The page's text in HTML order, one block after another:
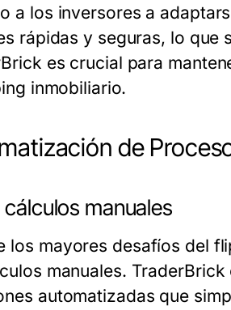
a los inversores a
rápidas y seguras, lo que
es crucial para
inmobiliario.
de
manuales
los mayores desafíos del
manuales.
automatizadas que